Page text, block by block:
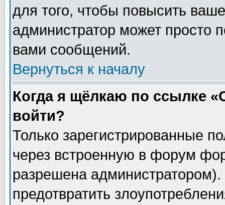
для того, чтобы повысить
администратор может просто
вами сообщений.
Вернуться к началу
Когда я щёлкаю по ссылке
войти?
Только зарегистрированные
через встроенную в форум
разрешена
предотвратить